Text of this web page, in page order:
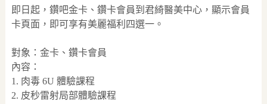
即日起，鑽吧金卡、鑽卡會員到君綺醫美中心，顯示會員
卡頁面，即可享有美麗福利四選一。
對象：金卡、鑽卡會員
內容：
1. 肉毒 6U 體驗課程
2. 皮秒雷射局部體驗課程